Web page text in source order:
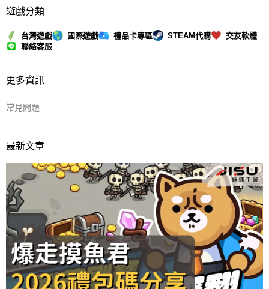
遊戲分類
台灣遊戲 國際遊戲 禮品卡專區 STEAM代購
交友軟體
聯絡客服
更多資訊
常見問題
最新文章